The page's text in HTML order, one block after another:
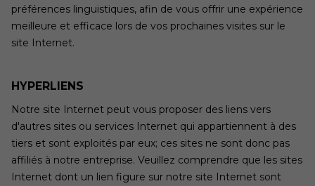
préférences linguistiques, afin de vous offrir une expérience
meilleure et efficace lors de vos prochaines visites sur le
site Internet.
HYPERLIENS
Notre site Internet peut vous proposer des liens vers
d'autres sites ou services Internet qui appartiennent à des
tiers et sont exploités par eux; ces sites ne sont donc pas
affiliés à notre entreprise. Veuillez comprendre que les sites
Internet dont un lien figure sur notre site Internet sont